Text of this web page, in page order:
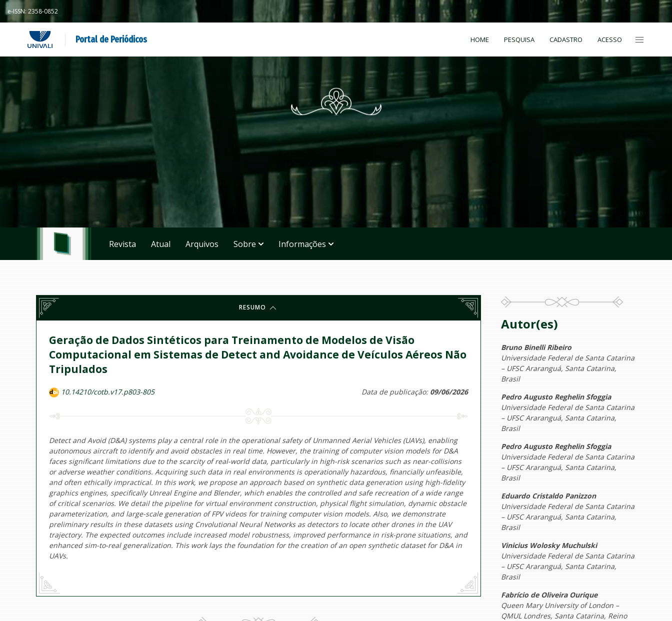
e-ISSN: 2358-0852
Portal de Periódicos HOME PESQUISA CADASTRO ACESSO
Revista Atual Arquivos Sobre Informações
RESUMO
Geração de Dados Sintéticos para Treinamento de Modelos de Visão
Computacional em Sistemas de Detect and Avoidance de Veículos Aéreos Não
Tripulados
10.14210/cotb.v17.p803-805 Data de publicação: 09/06/2026
Detect and Avoid (D&A) systems play a central role in the operational safety of Unmanned Aerial Vehicles (UAVs), enabling
autonomous aircraft to identify and avoid obstacles in real time. However, the training of computer vision models for D&A
faces significant limitations due to the scarcity of real-world data, particularly in high-risk scenarios such as near-collisions
or adverse weather conditions. Acquiring such data in real environments is operationally hazardous, financially unfeasible,
and often ethically impractical. In this work, we propose an approach based on synthetic data generation using high-fidelity
graphics engines, specifically Unreal Engine and Blender, which enables the controlled and safe recreation of a wide range
of critical scenarios. We detail the pipeline for virtual environment construction, physical flight simulation, dynamic obstacle
parameterization, and large-scale generation of FPV videos for training computer vision models. Also, we demonstrate
preliminary results in these datasets using Cnvolutional Neural Networks as detectors to locate other drones in the UAV
trajectory. The expected outcomes include increased model robustness, improved performance in risk-prone situations, and
enhanced sim-to-real generalization. This work lays the foundation for the creation of an open synthetic dataset for D&A in
UAVs.
Autor(es)
Bruno Binelli Ribeiro
Universidade Federal de Santa Catarina
– UFSC Araranguá, Santa Catarina,
Brasil
Pedro Augusto Reghelin Sfoggia
Universidade Federal de Santa Catarina
– UFSC Araranguá, Santa Catarina,
Brasil
Pedro Augusto Reghelin Sfoggia
Universidade Federal de Santa Catarina
– UFSC Araranguá, Santa Catarina,
Brasil
Eduardo Cristaldo Panizzon
Universidade Federal de Santa Catarina
– UFSC Araranguá, Santa Catarina,
Brasil
Vinicius Wolosky Muchulski
Universidade Federal de Santa Catarina
– UFSC Araranguá, Santa Catarina,
Brasil
Fabrício de Oliveira Ourique
Queen Mary University of London –
QMUL Londres, Santa Catarina, Reino